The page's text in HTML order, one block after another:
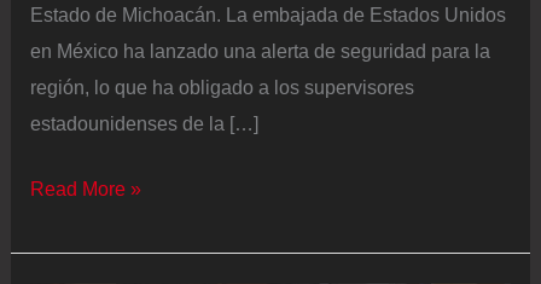
Estado de Michoacán. La embajada de Estados Unidos
en México ha lanzado una alerta de seguridad para la
región, lo que ha obligado a los supervisores
estadounidenses de la […]
Estados
frena
Read More »